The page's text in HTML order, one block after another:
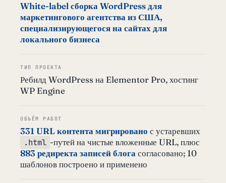
White-label сборка WordPress для
маркетингового агентства из США,
специализирующегося на сайтах для
локального бизнеса
ТИП ПРОЕКТА
Ребилд WordPress на Elementor Pro, хостинг
WP Engine
ОБЪЁМ РАБОТ
331 URL контента мигрировано с устаревших
.html -путей на чистые вложенные URL, плюс
883 редиректа записей блога согласовано; 10
шаблонов построено и применено